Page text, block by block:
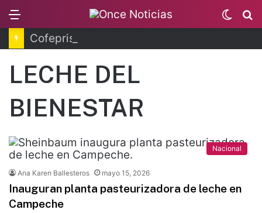
Switch
skin
LECHE DEL
BIENESTAR
Nacional
Ana Karen Ballesteros mayo 15, 2026
Inauguran planta pasteurizadora de leche en
Campeche